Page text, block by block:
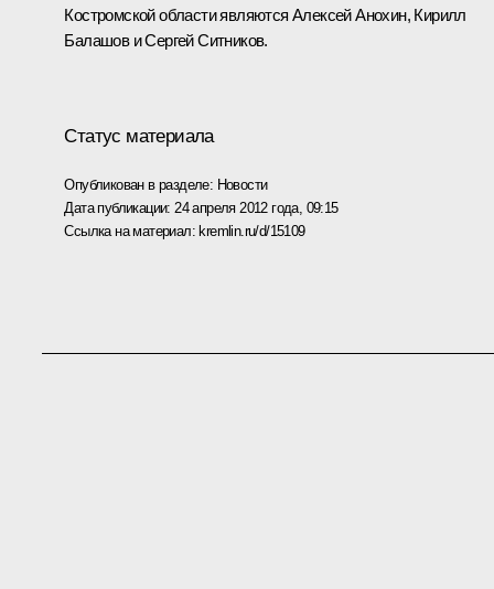
Костромской области являются Алексей Анохин, Кирилл
Балашов и Сергей Ситников.
Статус материала
Опубликован в разделе: Новости
Дата публикации: 24 апреля 2012 года, 09:15
Ссылка на материал: kremlin.ru/d/15109